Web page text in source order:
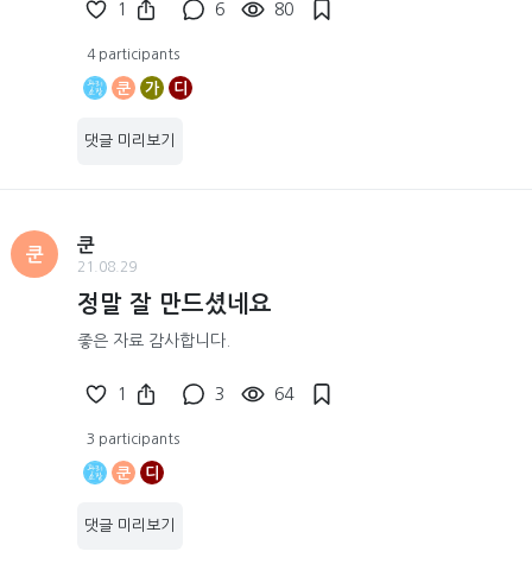
1 6 80
4 participants
쿤 가 디
댓글 미리보기
쿤
쿤
21.08.29
정말 잘 만드셨네요
좋은 자료 감사합니다.
1 3 64
3 participants
쿤 디
댓글 미리보기